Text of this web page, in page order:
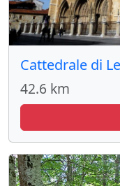
Cattedrale di
42.6 km